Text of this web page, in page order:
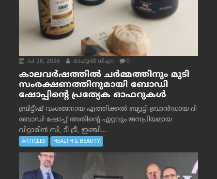
Jul 28, 2026 രാഹുല്‍ ധിംഗ്ര 0
കാലവർഷത്തിൽ ചർമ്മത്തിനും മുടി
സംരക്ഷണത്തിനുമായി ബോഡി
ഷോപ്പിന്റെ പ്രത്യേക ഓഫറുകൾ
ബ്രിട്ടീഷ് വംശജനായ എത്തിക്കൽ ബ്യൂട്ടി ബ്രാൻഡായ ദി
ബോഡി ഷോപ്പ് അതിന്റെ ഏറ്റവും ജനപ്രിയമായ
വിറ്റാമിൻ സി, ടീ ട്രീ, ഇഞ്ചി...
ARTICLES HEALTH & BEAUTY